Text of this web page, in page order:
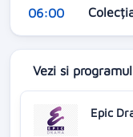
06:00
Vezi si
Epic